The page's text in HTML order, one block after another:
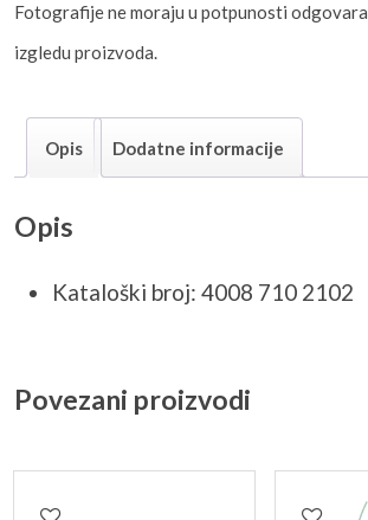
Fotografije ne moraju u potpunosti
izgledu proizvoda.
Opis Dodatne informacije
Opis
Kataloški broj: 4008 710 2102
Povezani proizvodi